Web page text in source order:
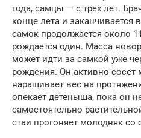
года, самцы — с трех лет.
конце лета и заканчивается
самок продолжается около
рождается один. Масса
может идти за самкой уже
рождения. Он активно сосет
наращивает вес на
опекает детеныша, пока он
самостоятельно
стаи прогоняет молодняк со